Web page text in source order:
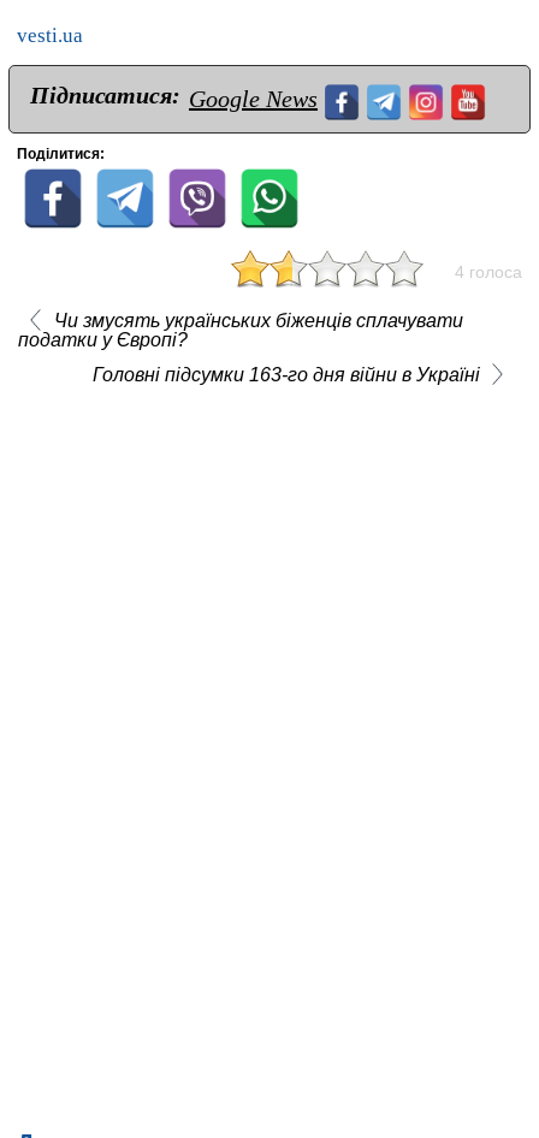
vesti.ua
Підписатися: Google News
Поділитися:
4 голоса
Чи змусять українських біженців сплачувати
податки у Європі?
Головні підсумки 163-го дня війни в Україні